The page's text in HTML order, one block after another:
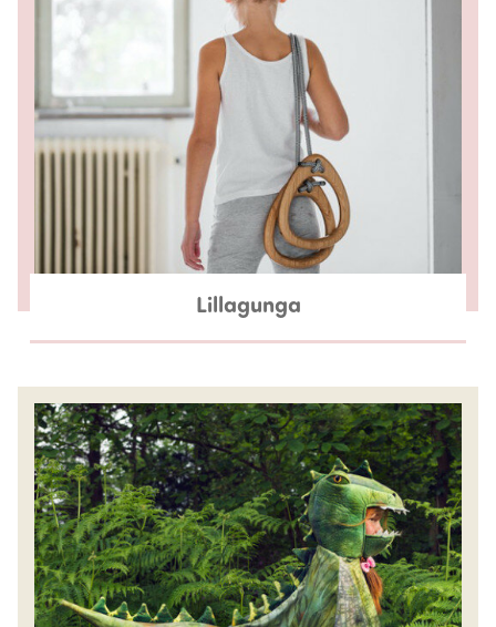
Lillagunga